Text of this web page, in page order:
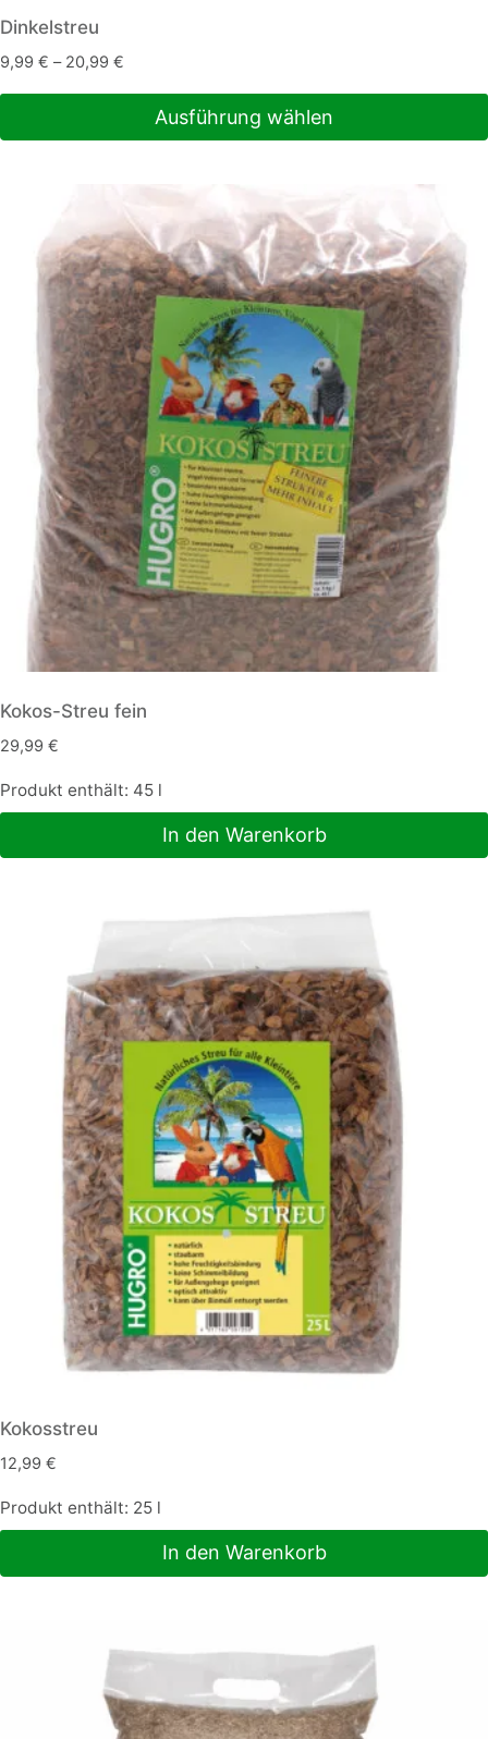
Dinkelstreu
9,99 € – 20,99 €
Ausführung wählen
mehrere
Varianten
Optionen
können
Produktseite
gewählt
werden
Kokos-Streu fein
29,99 €
Produkt enthält: 45 l
In den Warenkorb
Kokosstreu
12,99 €
Produkt enthält: 25 l
In den Warenkorb